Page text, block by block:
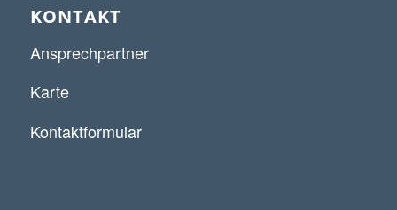
KONTAKT
Ansprechpartner
Karte
Kontaktformular